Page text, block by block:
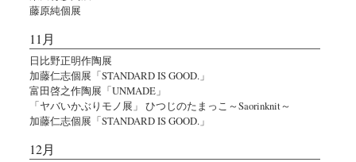
藤原純個展
11月
日比野正明作陶展
加藤仁志個展「STANDARD IS GOOD.」
富田啓之作陶展「UNMADE」
「ヤバいかぶりモノ展」 ひつじのたまっこ～Saorinknit～
加藤仁志個展「STANDARD IS GOOD.」
12月